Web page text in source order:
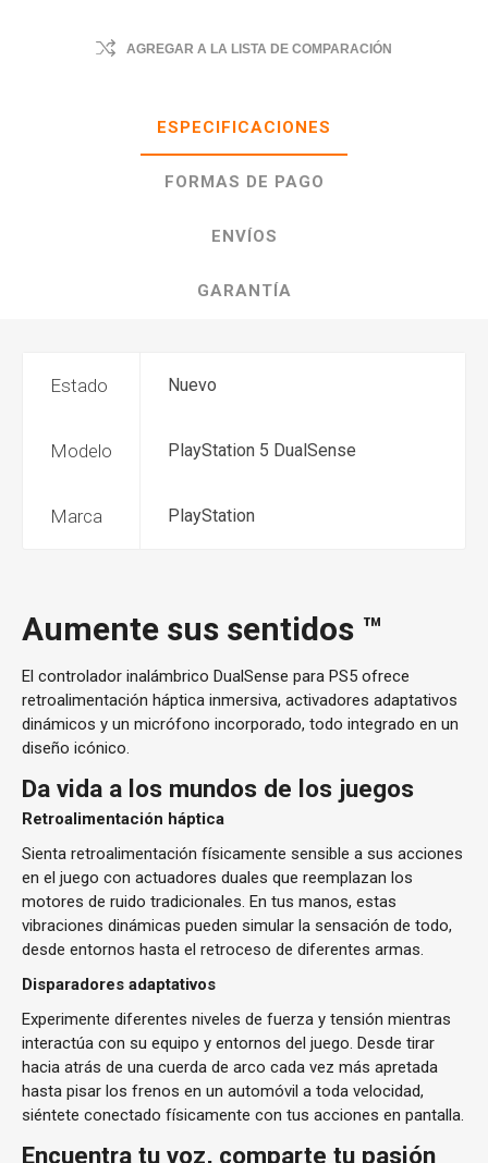
AGREGAR A LA LISTA DE COMPARACIÓN
ESPECIFICACIONES
FORMAS DE PAGO
ENVÍOS
GARANTÍA
Estado Nuevo
Modelo PlayStation 5 DualSense
Marca PlayStation
Aumente sus sentidos ™
El controlador inalámbrico DualSense para PS5 ofrece
retroalimentación háptica inmersiva, activadores adaptativos
dinámicos y un micrófono incorporado, todo integrado en un
diseño icónico.
Da vida a los mundos de los juegos
Retroalimentación háptica
Sienta retroalimentación físicamente sensible a sus acciones
en el juego con actuadores duales que reemplazan los
motores de ruido tradicionales. En tus manos, estas
vibraciones dinámicas pueden simular la sensación de todo,
desde entornos hasta el retroceso de diferentes armas.
Disparadores adaptativos
Experimente diferentes niveles de fuerza y ​​tensión mientras
interactúa con su equipo y entornos del juego. Desde tirar
hacia atrás de una cuerda de arco cada vez más apretada
hasta pisar los frenos en un automóvil a toda velocidad,
siéntete conectado físicamente con tus acciones en pantalla.
Encuentra tu voz, comparte tu pasión